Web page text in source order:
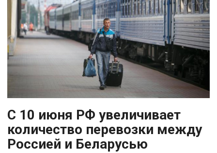
С 10 июня РФ увеличивает
количество перевозки между
Россией и Беларусью